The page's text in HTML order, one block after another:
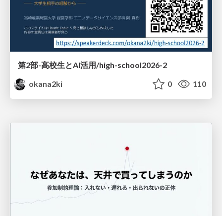
第2部-高校生とAI活用/high-school2026-2
okana2ki
0 110